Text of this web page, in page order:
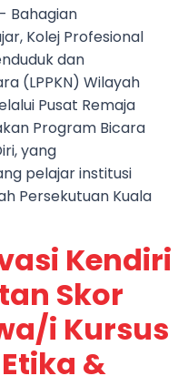
Bahagian
Kolej Profesional
dan
(LPPKN) Wilayah
Pusat Remaja
Program Bicara
yang
pelajar institusi
Persekutuan Kuala
Kendiri
Skor
i Kursus
&